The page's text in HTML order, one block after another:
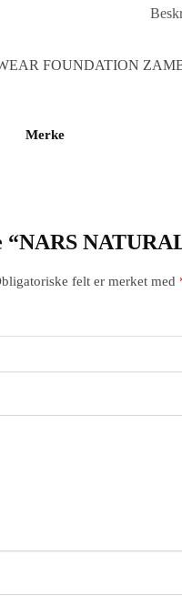
FOUNDATION
Merke
“NARS
felt er merket med